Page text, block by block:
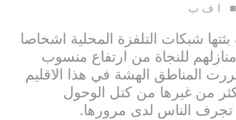
ا ف ب
شبكات التلفزة المحلية اشخاصا
للنجاة من ارتفاع منسوب
المناطق الهشة في هذا الاقليم
من غيرها من كتل الوحول
تجرف الناس لدى مرورها.